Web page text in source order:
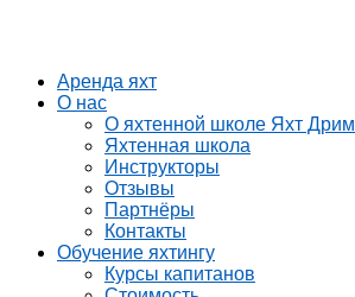
Аренда яхт
О нас
О яхтенной школе Яхт Дрим
Яхтенная школа
Инструкторы
Отзывы
Партнёры
Контакты
Обучение яхтингу
Курсы капитанов